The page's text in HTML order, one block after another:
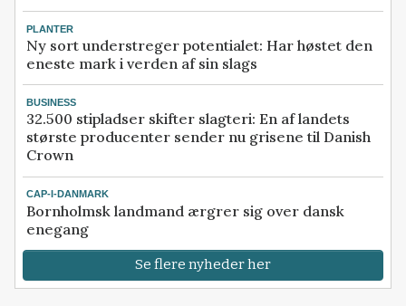
PLANTER
Ny sort understreger potentialet: Har høstet den
eneste mark i verden af sin slags
BUSINESS
32.500 stipladser skifter slagteri: En af landets
største producenter sender nu grisene til Danish
Crown
CAP-I-DANMARK
Bornholmsk landmand ærgrer sig over dansk
enegang
Se flere nyheder her